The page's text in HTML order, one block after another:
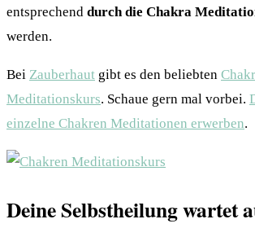
entsprechend durch die Chakra
werden.
Bei Zauberhaut gibt es den beliebten
Meditationskurs. Schaue gern mal vorbei.
einzelne Chakren Meditationen erwerben.
Deine Selbstheilung wartet